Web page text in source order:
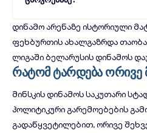
დინამო არენაზე ისტორიული
ფეხბურთის ახალგაზრდა
ლიგაში ბელარუსის დინამოს
რატომ ტარდება ორივე
მინსკის დინამოს საკუთარი
პოლიტიკური გარემოებების
გადაწყვეტილებით, ორივე